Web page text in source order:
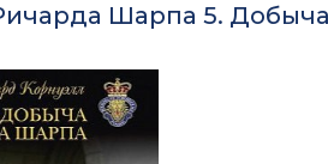
Шарпа 5.